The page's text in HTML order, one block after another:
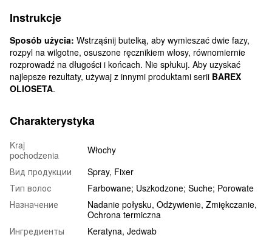
Instrukcje
Sposób użycia: Wstrząśnij butelką, aby wymieszać dwie fazy,
rozpyl na wilgotne, osuszone ręcznikiem włosy, równomiernie
rozprowadź na długości i końcach. Nie spłukuj. Aby uzyskać
najlepsze rezultaty, używaj z innymi produktami serii BAREX
OLIOSETA.
Charakterystyka
Kraj
pochodzenia
Włochy
Вид продукции
Spray, Fixer
Тип волос
Farbowane; Uszkodzone; Suche; Porowate
Назначение
Nadanie połysku, Odżywienie, Zmiękczanie,
Ochrona termiczna
Ингредиенты
Keratyna, Jedwab